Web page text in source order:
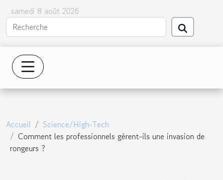
samedi 8 août 2026
Accueil
Science/High-Tech
Comment les professionnels gèrent-ils une invasion de
rongeurs ?